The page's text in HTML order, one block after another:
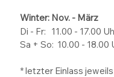
Winter: Nov. - März
Di - Fr: 11.00 - 17.00
Sa + So: 10.00 - 18.00
* letzter Einlass